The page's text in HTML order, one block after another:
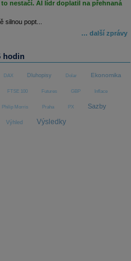
nestačí. AI lídr doplatil na přehnaná
popt...
… další zprávy
hodin
DAX Dluhopisy Dolar Ekonomika
FTSE 100 Futures GBP Inflace
Philip Morris Praha PX Sazby
Výhled Výsledky